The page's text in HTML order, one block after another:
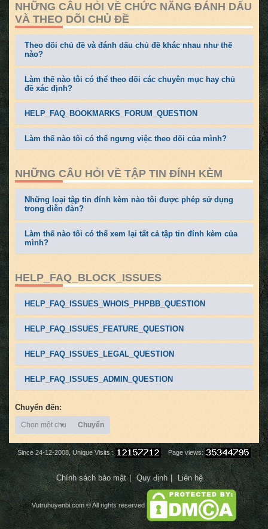
NHỮNG CÂU HỎI VỀ CHỨC NĂNG ĐÁNH DẤU
VÀ THEO DÕI CHỦ ĐỀ
Theo dõi chủ đề và đánh dấu chủ đề khác nhau như thế
nào?
Làm thế nào tôi có thể theo dõi các chuyên mục hay chủ
đề xác định?
HELP_FAQ_BOOKMARKS_FORUM_QUESTION
Làm thế nào tôi có thể ngưng việc theo dõi của mình?
NHỮNG CÂU HỎI VỀ TẬP TIN ĐÍNH KÈM
Những loại tập tin đính kèm nào tôi được phép sử dụng
trong diễn đàn?
Làm thế nào tôi có thể xem lại tất cả tập tin đính kèm của
mình?
HELP_FAQ_BLOCK_ISSUES
HELP_FAQ_ISSUES_WHOIS_PHPBB_QUESTION
HELP_FAQ_ISSUES_FEATURE_QUESTION
HELP_FAQ_ISSUES_LEGAL_QUESTION
HELP_FAQ_ISSUES_ADMIN_QUESTION
Chuyển đến:
Chọn một chuyên mục
Chuyển
Since 24-12-2008, Unique Visits : Page views:
Chính sách bảo mật Quy định Liên hệ
Vutruhuyenbi.com © All rights reserved